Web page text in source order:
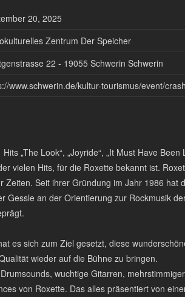
20, 2025
Zentrum Der Speicher
22 - 19055 Schwerin Schwerin
www.schwerin.de/kultur-tourismus/event/
„The Look“, „Joyride“, „It Must Have
vielen Hits, für die Roxette bekannt ist.
Zeiten. Seit ihrer Gründung im Jahr 1986 hat
Gessle an der Orientierung zur Rockmusik
es sich zum Ziel gesetzt, diese
wieder auf die Bühne zu bringen.
wuchtige Gitarren,
von Roxette. Das alles präsentiert von